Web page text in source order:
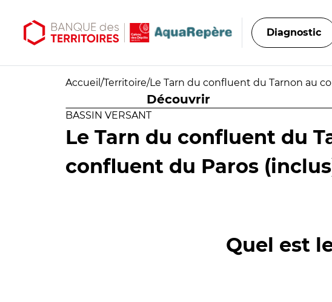
Diagnostic
Accueil /Territoire/Le Tarn du confluent du Tarnon au
Découvrir
BASSIN VERSANT
Le Tarn du confluent du
confluent du Paros
Quel est